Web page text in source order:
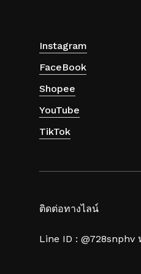
Instagram
FaceBook
Shopee
YouTube
TikTok
ติดต่อทางไลน์
Line ID : @728snphv